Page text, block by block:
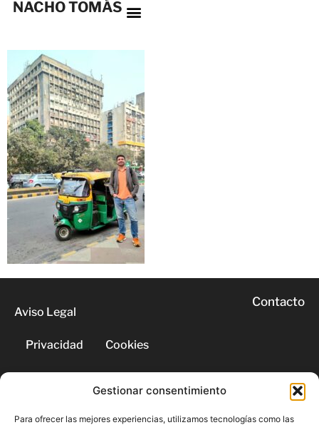
Gestionar consentimiento
Para ofrecer las mejores experiencias, utilizamos tecnologías como las
NACHO TOMÁS
Aviso Legal
Privacidad Cookies
Contacto
© 2026 | Todos los derechos